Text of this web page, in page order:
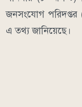
জনসংযোগ
এ তথ্য জানিয়েছে।